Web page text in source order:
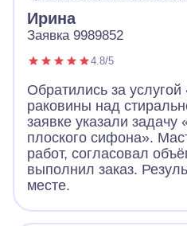
Ирина
Заявка 9989852
4.8/5
Обратились за услугой
раковины над
заявке указали
плоского сифона».
работ, согласовал
выполнил заказ.
месте.